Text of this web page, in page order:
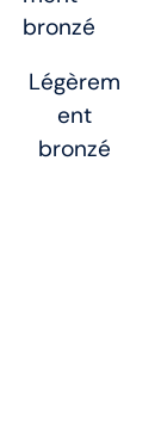
Légèrem
ent
bronzé